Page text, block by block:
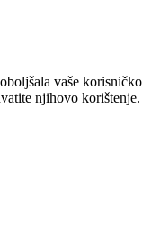
vaše korisničko
njihovo korištenje.